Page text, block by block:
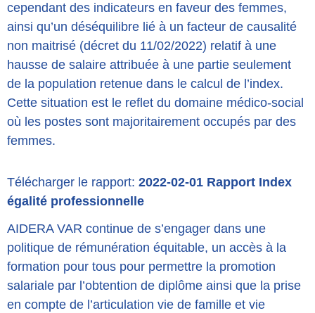
cependant des indicateurs en faveur des femmes,
ainsi qu’un déséquilibre lié à un facteur de causalité
non maitrisé (décret du 11/02/2022) relatif à une
hausse de salaire attribuée à une partie seulement
de la population retenue dans le calcul de l’index.
Cette situation est le reflet du domaine médico-social
où les postes sont majoritairement occupés par des
femmes.
Télécharger le rapport: 2022-02-01 Rapport Index
égalité professionnelle
AIDERA VAR continue de s’engager dans une
politique de rémunération équitable, un accès à la
formation pour tous pour permettre la promotion
salariale par l’obtention de diplôme ainsi que la prise
en compte de l’articulation vie de famille et vie